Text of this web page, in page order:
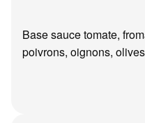
Base sauce tomate,
poivrons, oignons, olives